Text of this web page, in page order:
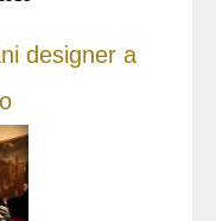
designer a